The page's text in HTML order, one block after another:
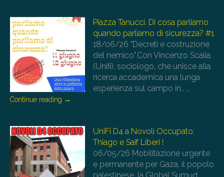
Piazza Tanucci. Di cosa parliamo
quando parliamo di sicurezza? #1
18/06/26 "Decreti e costruzione
del nemico".Con Vincenzo Scalia
(Unifi), sociologo, che unisce alla
ricerca accademica una lunga
esperienza sul campo in… …
Continue reading →
UniFi D4 a Novoli Occupato:
Thiago e Saif Liberi !
06/05/26 Mobilitazione urgente
e permanente per Gaza, il popolo